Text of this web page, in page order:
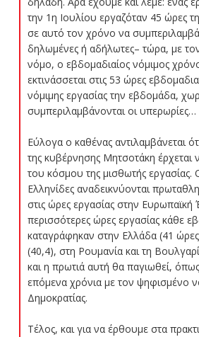
την 1η Ιουλίου εργαζόταν 45 ώρες
σε αυτό τον χρόνο να
δηλωμένες ή αδήλωτες– τώρα, με
νόμο, ο εβδομαδιαίος νόμιμος
εκτινάσσεται στις 53 ώρες
νόμιμης εργασίας την εβδομάδα,
συμπεριλαμβάνονται οι υπερωρίες…
Εύλογα ο καθένας αντιλαμβάνεται
της κυβέρνησης Μητσοτάκη έρχεται
του κόσμου της μισθωτής εργασίας.
Ελληνίδες αναδεικνύονται
στις ώρες εργασίας στην
περισσότερες ώρες εργασίας κάθε
καταγράφηκαν στην Ελλάδα (41
(40,4), στη Ρουμανία και τη
και η πρωτιά αυτή θα παγιωθεί, όπως
επόμενα χρόνια με τον ψηφισμένο
Δημοκρατίας.
Τέλος, και για να έρθουμε στα